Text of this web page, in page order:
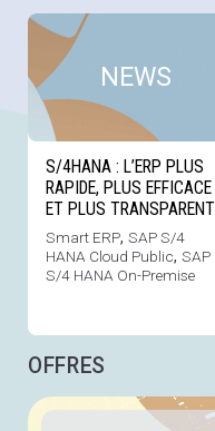
NEWS
S/4HANA : L’ERP PLUS
RAPIDE, PLUS EFFICACE
ET PLUS TRANSPARENT
Smart ERP, SAP S/4
HANA Cloud Public, SAP
S/4 HANA On-Premise
OFFRES